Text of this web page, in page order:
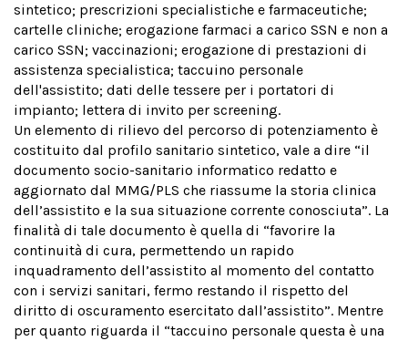
sintetico; prescrizioni specialistiche e farmaceutiche;
cartelle cliniche; erogazione farmaci a carico SSN e non a
carico SSN; vaccinazioni; erogazione di prestazioni di
assistenza specialistica; taccuino personale
dell'assistito; dati delle tessere per i portatori di
impianto; lettera di invito per screening.
Un elemento di rilievo del percorso di potenziamento è
costituito dal profilo sanitario sintetico, vale a dire “il
documento socio-sanitario informatico redatto e
aggiornato dal MMG/PLS che riassume la storia clinica
dell’assistito e la sua situazione corrente conosciuta”. La
finalità di tale documento è quella di “favorire la
continuità di cura, permettendo un rapido
inquadramento dell’assistito al momento del contatto
con i servizi sanitari, fermo restando il rispetto del
diritto di oscuramento esercitato dall’assistito”. Mentre
per quanto riguarda il “taccuino personale questa è una